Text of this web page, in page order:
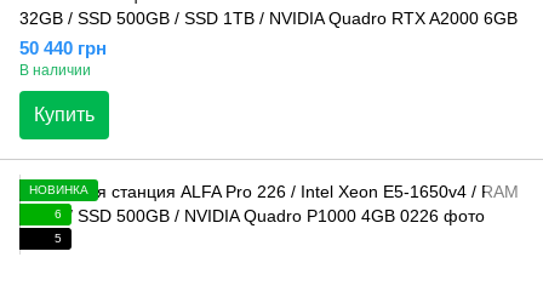
32GB / SSD 500GB / SSD 1TB / NVIDIA Quadro RTX A2000 6GB
50 440 грн
В наличии
Купить
НОВИНКА
6
5